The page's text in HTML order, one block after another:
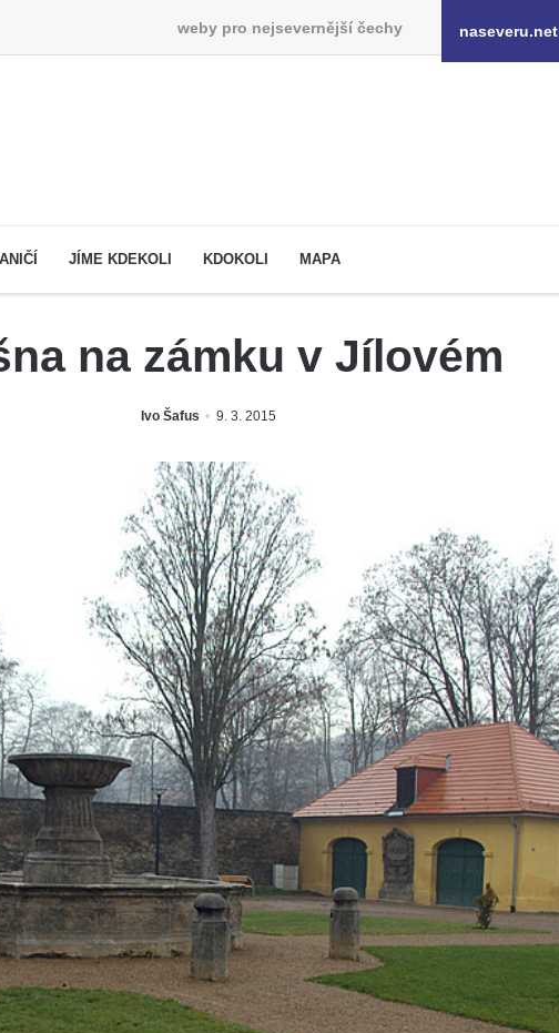
weby pro nejsevernější čechy naseveru.net
JÍME KDEKOLI KDOKOLI MAPA
na zámku v Jílovém
Ivo Šafus 9. 3. 2015